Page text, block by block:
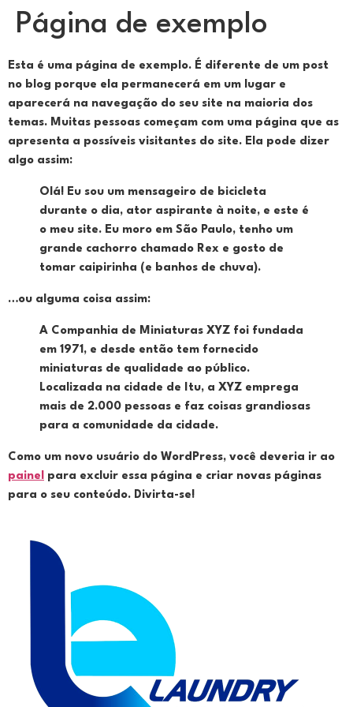
Página de exemplo
Esta é uma página de exemplo. É diferente de um post
no blog porque ela permanecerá em um lugar e
aparecerá na navegação do seu site na maioria dos
temas. Muitas pessoas começam com uma página que as
apresenta a possíveis visitantes do site. Ela pode dizer
algo assim:
Olá! Eu sou um mensageiro de bicicleta
durante o dia, ator aspirante à noite, e este é
o meu site. Eu moro em São Paulo, tenho um
grande cachorro chamado Rex e gosto de
tomar caipirinha (e banhos de chuva).
…ou alguma coisa assim:
A Companhia de Miniaturas XYZ foi fundada
em 1971, e desde então tem fornecido
miniaturas de qualidade ao público.
Localizada na cidade de Itu, a XYZ emprega
mais de 2.000 pessoas e faz coisas grandiosas
para a comunidade da cidade.
Como um novo usuário do WordPress, você deveria ir ao
painel para excluir essa página e criar novas páginas
para o seu conteúdo. Divirta-se!